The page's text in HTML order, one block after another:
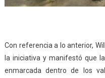
Con referencia a lo anterior,
la iniciativa y manifestó que
enmarcada dentro de los